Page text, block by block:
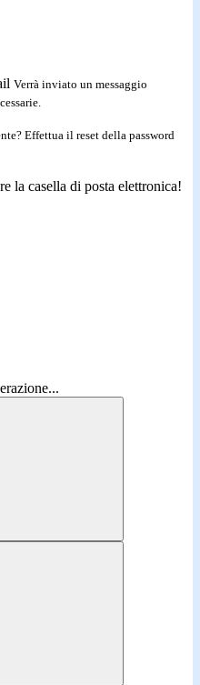
Verrà inviato un messaggio
Effettua il reset della password
la casella di posta elettronica!